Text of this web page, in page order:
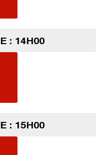
: 14H00
: 15H00